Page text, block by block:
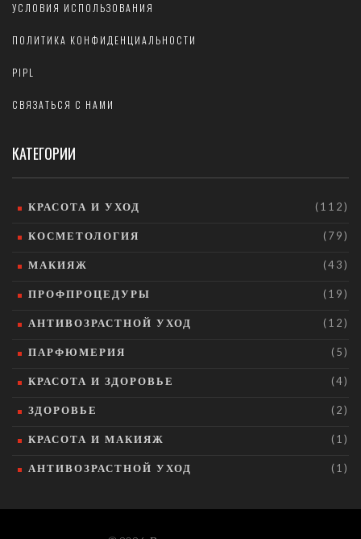
УСЛОВИЯ ИСПОЛЬЗОВАНИЯ
ПОЛИТИКА КОНФИДЕНЦИАЛЬНОСТИ
PIPL
СВЯЗАТЬСЯ С НАМИ
КАТЕГОРИИ
КРАСОТА И УХОД (112)
КОСМЕТОЛОГИЯ (79)
МАКИЯЖ (43)
ПРОФПРОЦЕДУРЫ (19)
АНТИВОЗРАСТНОЙ УХОД (12)
ПАРФЮМЕРИЯ (5)
КРАСОТА И ЗДОРОВЬЕ (4)
ЗДОРОВЬЕ (2)
КРАСОТА И МАКИЯЖ (1)
АНТИВОЗРАСТНОЙ УХОД (1)